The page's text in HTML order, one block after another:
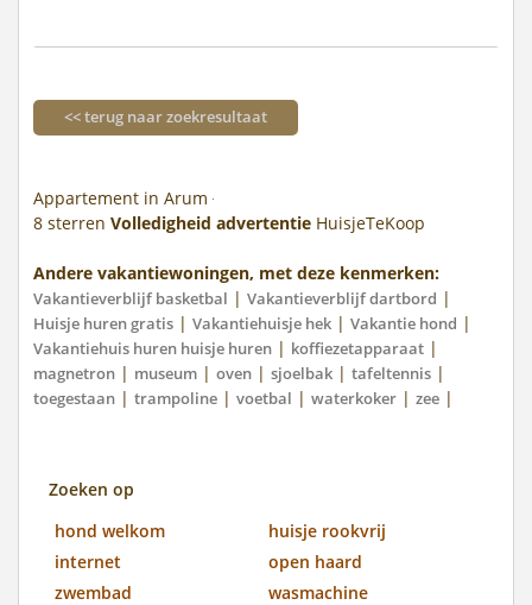
<< terug naar zoekresultaat
Appartement in Arum
8 sterren Volledigheid advertentie HuisjeTeKoop
Andere vakantiewoningen, met deze kenmerken:
Vakantieverblijf basketbal | Vakantieverblijf dartbord |
Huisje huren gratis | Vakantiehuisje hek | Vakantie hond |
Vakantiehuis huren huisje huren | koffiezetapparaat |
magnetron | museum | oven | sjoelbak | tafeltennis |
toegestaan | trampoline | voetbal | waterkoker | zee |
Zoeken op
hond welkom
huisje rookvrij
internet
open haard
zwembad
wasmachine